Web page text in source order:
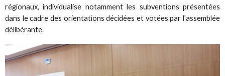
régionaux, individualise notamment les subventions présentées
dans le cadre des orientations décidées et votées par l'assemblée
délibérante.